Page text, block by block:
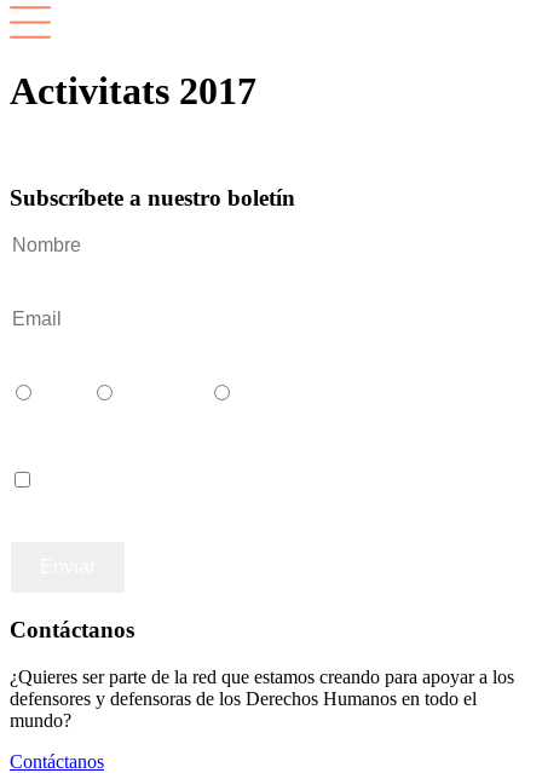
Activitats 2017
Subscríbete a nuestro boletín
Contáctanos
¿Quieres ser parte de la red que estamos creando para apoyar a los
defensores y defensoras de los Derechos Humanos en todo el
mundo?
Contáctanos